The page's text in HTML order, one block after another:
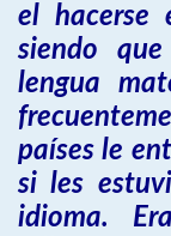
el hacerse
siendo
lengua
países le
si les
idioma.